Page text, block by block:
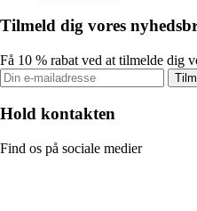
Tilmeld dig vores
Få 10 % rabat ved at tilmelde dig
Hold kontakten
Find os på sociale medier